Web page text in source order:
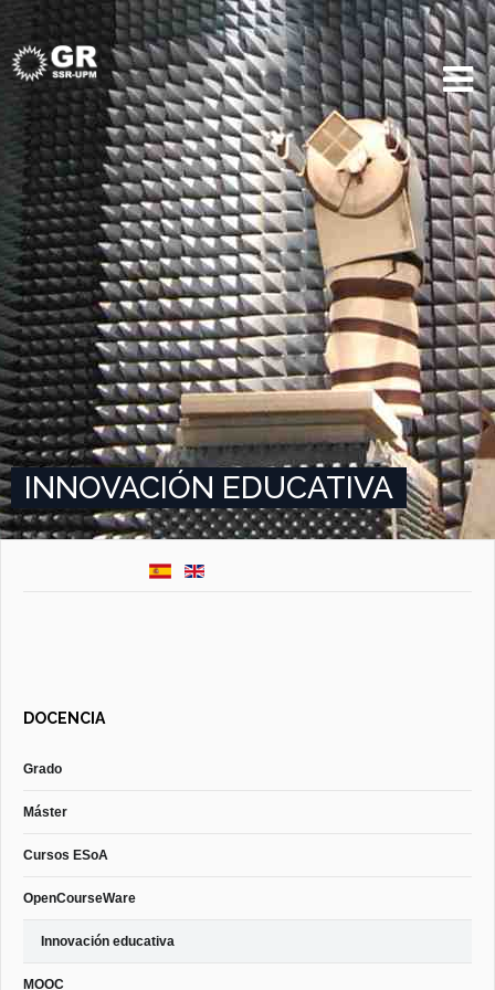
INNOVACIÓN EDUCATIVA
DOCENCIA
Grado
Máster
Cursos ESoA
OpenCourseWare
Innovación educativa
MOOC